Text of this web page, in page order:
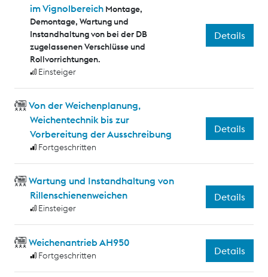
im Vignolbereich Montage,
Demontage, Wartung und
Instandhaltung von bei der DB
zugelassenen Verschlüsse und
Rollvorrichtungen.
Einsteiger
Details
Von der Weichenplanung,
Weichentechnik bis zur
Vorbereitung der Ausschreibung
Fortgeschritten
Details
Wartung und Instandhaltung von
Rillenschienenweichen
Einsteiger
Details
Weichenantrieb AH950
Fortgeschritten Details